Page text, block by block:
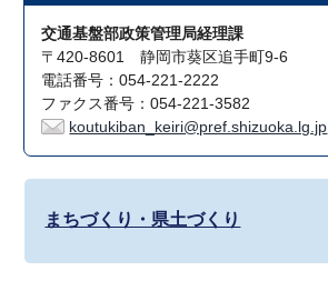
交通基盤部政策管理局経理課
〒420-8601 静岡市葵区追手町9-6
電話番号：054-221-2222
ファクス番号：054-221-3582
koutukiban_keiri@pref.shizuoka.lg.jp
まちづくり・県土づくり